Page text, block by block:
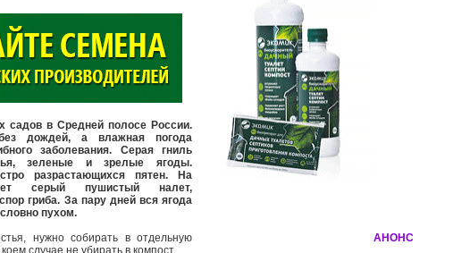
садов в Средней полосе России.
дождей, а влажная погода
заболевания. Серая гниль
зеленые и зрелые ягоды.
разрастающихся пятен. На
серый пушистый налет,
гриба. За пару дней вся ягода
пухом.
нужно собирать в отдельную
случае не убирать в компост.
АНОНС